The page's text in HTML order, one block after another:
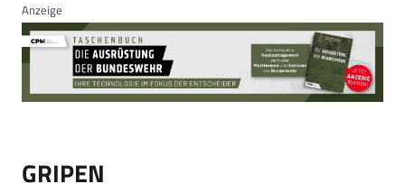
Anzeige
GRIPEN